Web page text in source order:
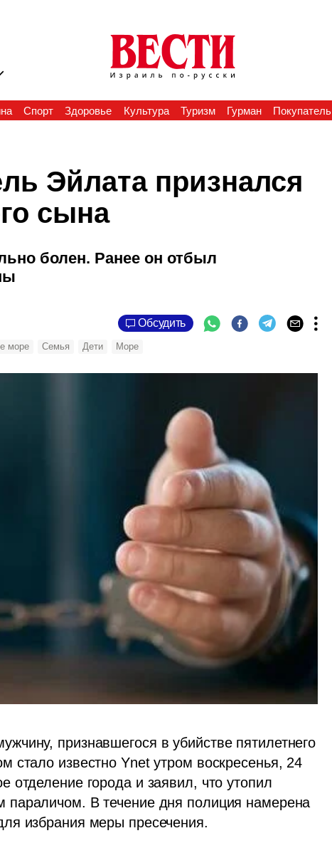
Спорт Здоровье Культура Туризм Гурман Покупатель
Эйлата признался
сына
болен. Ранее он отбыл
Обсудить
море Семья Дети Море
признавшегося в убийстве пятилетнего
известно Ynet утром воскресенья, 24
отделение города и заявил, что утопил
параличом. В течение дня полиция намерена
избрания меры пресечения.